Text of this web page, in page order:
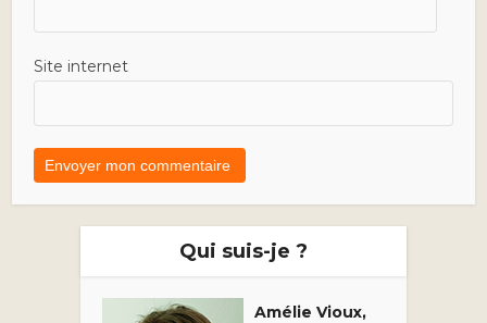
Site internet
Qui suis-je ?
Amélie Vioux,